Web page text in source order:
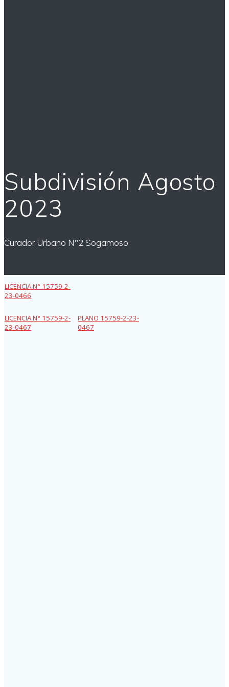
Subdivisión Agosto
2023
Curador Urbano N°2 Sogamoso
LICENCIA N° 15759-2-
23-0466
LICENCIA N° 15759-2-
23-0467
PLANO 15759-2-23-
0467